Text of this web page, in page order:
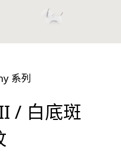
系列
/ 白底斑